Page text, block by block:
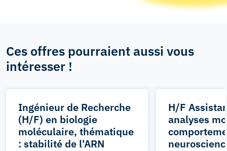
Ces offres pourraient aussi vous
intéresser !
Ingénieur de Recherche
(H/F) en biologie
moléculaire, thématique
: stabilité de l'ARN
H/F
analyses